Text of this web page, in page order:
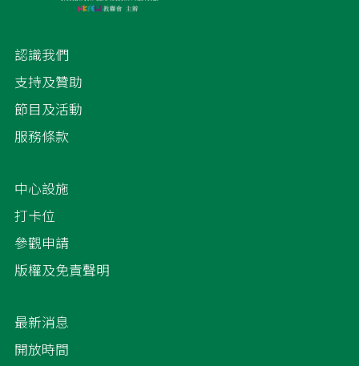
認識我們
支持及贊助
節目及活動
服務條款
中心設施
打卡位
參觀申請
版權及免責聲明
最新消息
開放時間